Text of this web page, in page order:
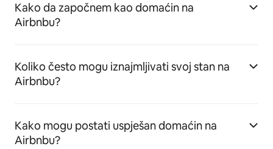
Kako da započnem kao domaćin na
Airbnbu?
Koliko često mogu iznajmljivati svoj stan na
Airbnbu?
Kako mogu postati uspješan domaćin na
Airbnbu?